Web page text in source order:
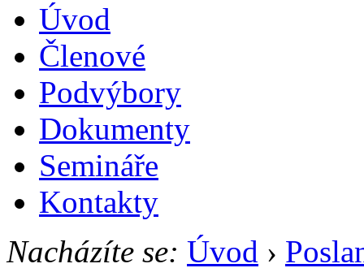
Úvod
Členové
Podvýbory
Dokumenty
Semináře
Kontakty
Nacházíte se: Úvod ›